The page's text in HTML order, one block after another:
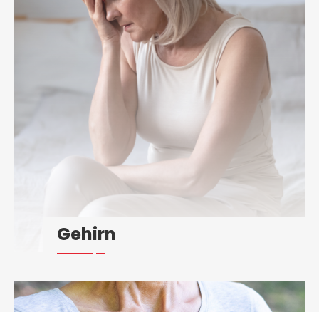
Gehirn